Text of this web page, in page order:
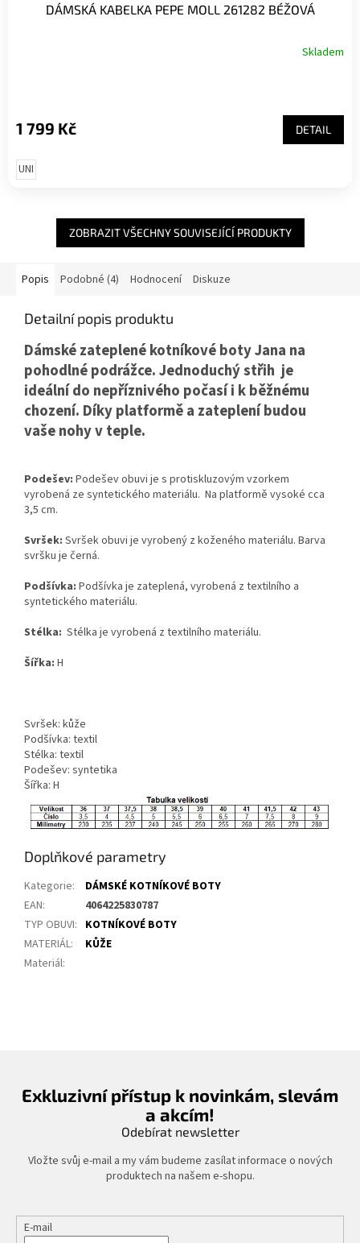
DÁMSKÁ KABELKA PEPE MOLL 261282 BÉŽOVÁ
Skladem
1 799 Kč DETAIL
UNI
ZOBRAZIT VŠECHNY SOUVISEJÍCÍ PRODUKTY
Popis Podobné (4) Hodnocení Diskuze
Detailní popis produktu
Dámské zateplené kotníkové boty Jana na
pohodlné podrážce. Jednoduchý střih je
ideální do nepříznivého počasí i k běžnému
chození. Díky platformě a zateplení budou
vaše nohy v teple.
Podešev: Podešev obuvi je s protiskluzovým vzorkem
vyrobená ze syntetického materiálu. Na platformě vysoké cca
3,5 cm.
Svršek: Svršek obuvi je vyrobený z koženého materiálu. Barva
svršku je černá.
Podšívka: Podšívka je zateplená, vyrobená z textilního a
syntetického materiálu.
Stélka: Stélka je vyrobená z textilního materiálu.
Šířka: H
Svršek: kůže
Podšívka: textil
Stélka: textil
Podešev: syntetika
Šířka: H
Doplňkové parametry
Kategorie:
DÁMSKÉ KOTNÍKOVÉ BOTY
EAN:
4064225830787
TYP OBUVI: KOTNÍKOVÉ BOTY
MATERIÁL:
KŮŽE
Materiál:
Exkluzivní přístup k novinkám, slevám
a akcím!
Odebírat newsletter
Vložte svůj e-mail a my vám budeme zasílat informace o nových
produktech na našem e-shopu.
E-mail